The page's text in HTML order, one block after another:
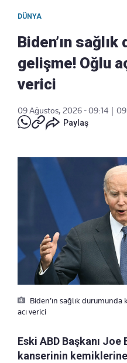
DÜNYA
Biden’ın
gelişme! Oğlu
verici
09 Ağustos, 2026 - 09:14
Paylaş
Biden’ın sağlık
acı verici
Eski ABD Başkanı Joe
kanserinin